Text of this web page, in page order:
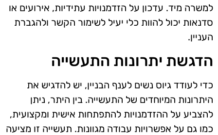
למשרה מיד. עדכון על הזדמנויות עתידיות, אירועים או
סדנאות יכול להוות כלי יעיל לשימור הקשר ולהגברת
העניין.
הדגשת יתרונות התעשייה
כדי לעודד גיוס נשים לענף הבניין, יש להדגיש את
היתרונות המיוחדים של התעשייה. בין היתר, ניתן
להצביע על ההזדמנויות להתפתחות אישית ומקצועית,
כמו גם על אפשרויות עבודה מגוונות. תעשייה זו מציעה